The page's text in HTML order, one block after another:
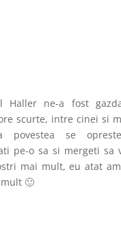
Haller ne-a fost
scurte, intre cinei si
povestea se
pe-o sa si mergeti sa
mai mult, eu atat
🙂